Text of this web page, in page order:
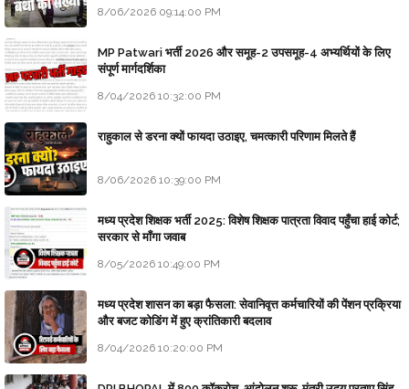
8/06/2026 09:14:00 PM
MP Patwari भर्ती 2026 और समूह-2 उपसमूह-4 अभ्यर्थियों के लिए
संपूर्ण मार्गदर्शिका
8/04/2026 10:32:00 PM
राहुकाल से डरना क्यों फायदा उठाइए, चमत्कारी परिणाम मिलते हैं
8/06/2026 10:39:00 PM
मध्य प्रदेश शिक्षक भर्ती 2025: विशेष शिक्षक पात्रता विवाद पहुँचा हाई कोर्ट;
सरकार से माँगा जवाब
8/05/2026 10:49:00 PM
मध्य प्रदेश शासन का बड़ा फैसला: सेवानिवृत्त कर्मचारियों की पेंशन प्रक्रिया
और बजट कोडिंग में हुए क्रांतिकारी बदलाव
8/04/2026 10:20:00 PM